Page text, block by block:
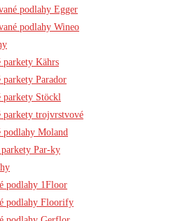
podlahy Egger
podlahy Wineo
parkety Kährs
parkety Parador
parkety Stöckl
parkety trojvrstvové
podlahy Moland
Par-ky
podlahy 1Floor
podlahy Floorify